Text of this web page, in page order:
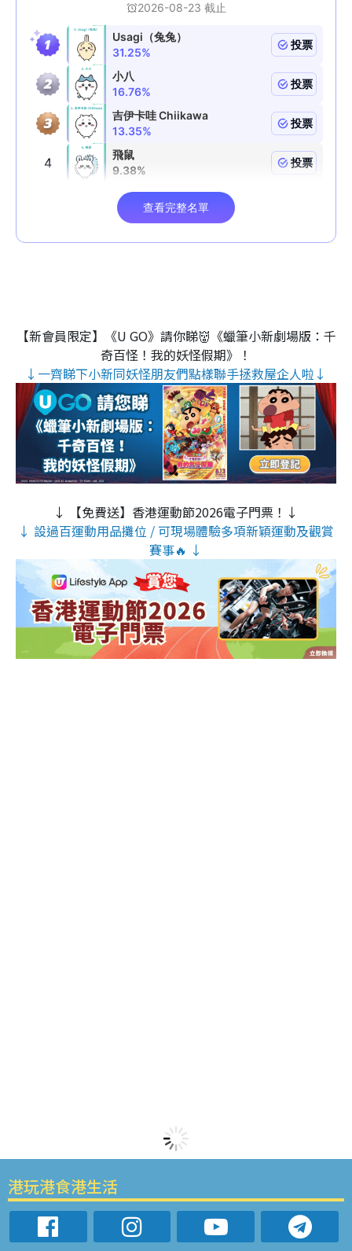
【新會員限定】《U GO》請你睇👹《蠟筆小新劇場版：千
奇百怪！我的妖怪假期》！
↓一齊睇下小新同妖怪朋友們點樣聯手拯救屋企人啦↓
↓ 【免費送】香港運動節2026電子門票！↓
↓ 設過百運動用品攤位 / 可現場體驗多項新穎運動及觀賞
賽事🔥 ↓
港玩港食港生活